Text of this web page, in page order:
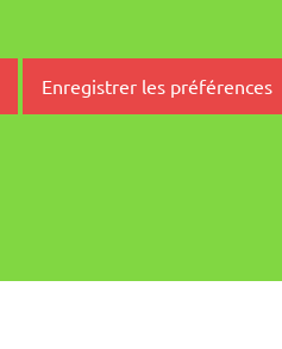
Enregistrer les préférences